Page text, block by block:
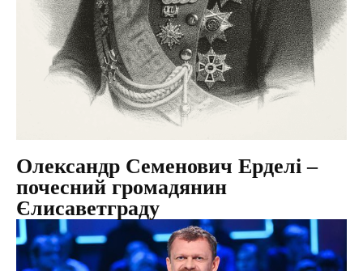
Олександр Семенович Ерделі –
почесний громадянин
Єлисаветграду